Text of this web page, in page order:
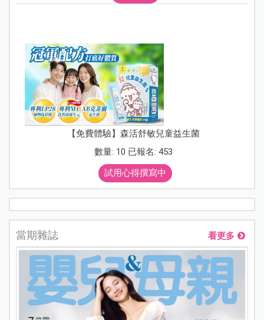
【免費體驗】森活舒敏兒童益生菌
數量: 10 已報名: 453
試用心得撰寫中
當期雜誌 看更多